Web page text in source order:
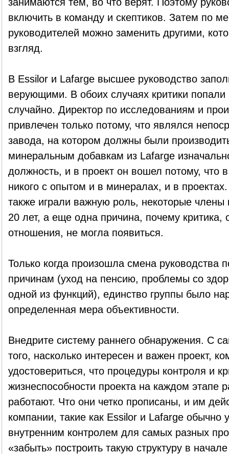
включить в команду и скептиков. Затем по
руководителей можно заменить другими,
взгляд.
В Essilor и Lafarge высшее руководство
верующими. В обоих случаях критики
случайно. Директор по исследованиям и
привлечен только потому, что являлся
завода, на котором должны были
минеральным добавкам из Lafarge
должность, и в проект он вошел потому, что
никого с опытом и в минералах, и в
также играли важную роль, некоторые
20 лет, а еще одна причина, почему критика,
отношения, не могла появиться.
Только когда произошла смена руководства
причинам (уход на пенсию, проблемы со
одной из функций), единство группы было
определенная мера объективности.
Внедрите систему раннего обнаружения. С
того, насколько интересен и важен проект,
удостовериться, что процедуры контроля и
жизнеспособности проекта на каждом этапе
работают. Что они четко прописаны, и им
компании, такие как Essilor и Lafarge
внутренним контролем для самых разных
«забыть» построить такую структуру в